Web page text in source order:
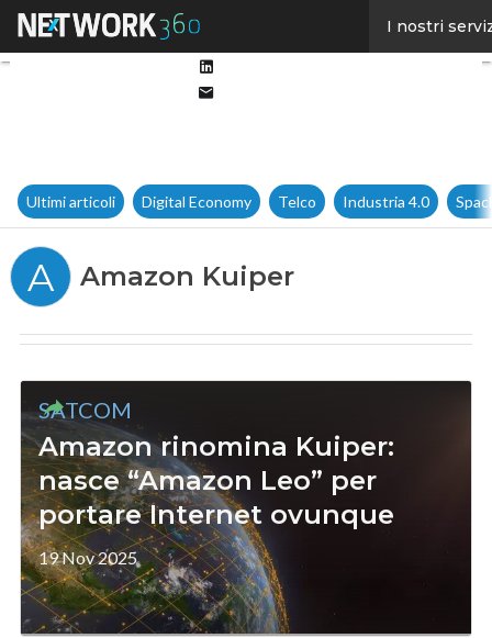
I nostri
Ultimi articoli Digital Economy Telco Industria 4.0
A Amazon Kuiper
SATCOM
Amazon rinomina Kuiper:
nasce “Amazon Leo” per
portare Internet ovunque
19 Nov 2025